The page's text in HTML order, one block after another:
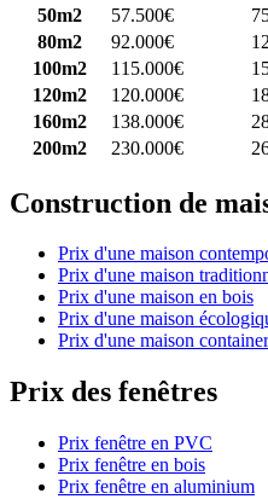
50m2
57.500€
80m2
92.000€
100m2
115.000€
120m2
120.000€
160m2
138.000€
200m2
230.000€
Construction de
Prix d'une maison
Prix d'une maison
Prix d'une maison en bois
Prix d'une maison
Prix d'une maison container
Prix des fenêtres
Prix fenêtre en PVC
Prix fenêtre en bois
Prix fenêtre en aluminium